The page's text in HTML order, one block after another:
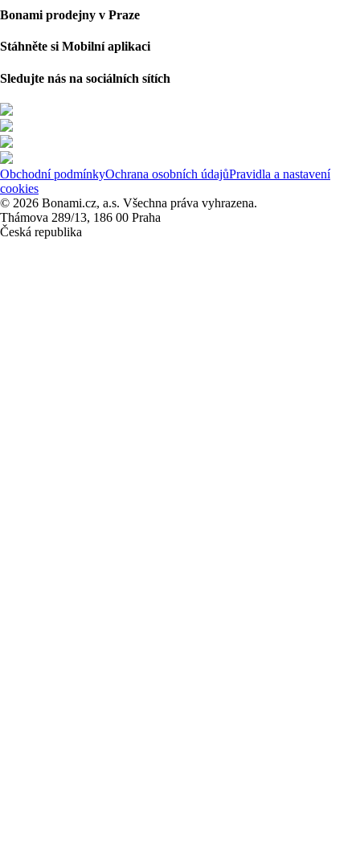
Bonami prodejny v Praze
Stáhněte si Mobilní aplikaci
Sledujte nás na sociálních sítích
Obchodní podmínkyOchrana osobních údajůPravidla a nastavení
cookies
© 2026 Bonami.cz, a.s. Všechna práva vyhrazena.
Thámova 289/13, 186 00 Praha
Česká republika